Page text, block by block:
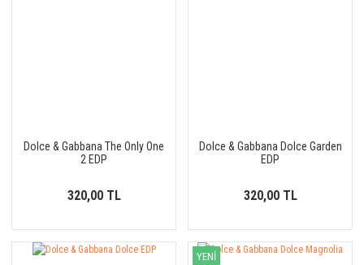
Dolce & Gabbana The Only One
2 EDP
320,00 TL
Dolce & Gabbana Dolce Garden
EDP
320,00 TL
YENİ